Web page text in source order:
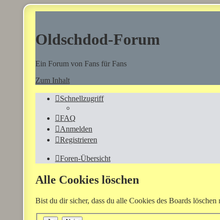
Oldschdod-Forum
Ein Forum von Fans für Fans
Zum Inhalt
Schnellzugriff
FAQ
Anmelden
Registrieren
Foren-Übersicht
Alle Cookies löschen
Bist du dir sicher, dass du alle Cookies des Boards löschen